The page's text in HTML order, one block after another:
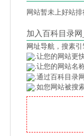
网站暂未上好站排
加入百科目录
网址导航 ，搜素
.让您的网站更
.让您的网站名
.通过百科目录
.如您网站被搜